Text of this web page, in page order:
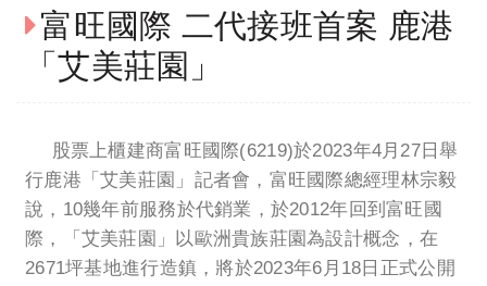
富旺國際 二代接班首案 鹿港
「艾美莊園」
股票上櫃建商富旺國際(6219)於2023年4月27日舉
行鹿港「艾美莊園」記者會，富旺國際總經理林宗毅
說，10幾年前服務於代銷業，於2012年回到富旺國
際，「艾美莊園」以歐洲貴族莊園為設計概念，在
2671坪基地進行造鎮，將於2023年6月18日正式公開